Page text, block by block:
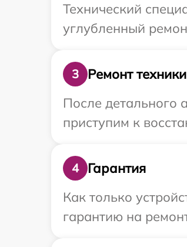
Технический
углубленный
3
Ремонт техники
После детального
приступим к
4
Гарантия
Как только
гарантию на